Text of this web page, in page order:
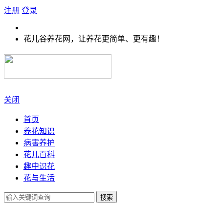
注册 登录
花儿谷养花网，让养花更简单、更有趣！
关闭
首页
养花知识
病害养护
花儿百科
趣中识花
花与生活
搜索